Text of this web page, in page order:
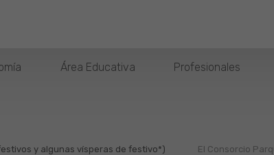
Área Educativa Profesionales
y algunas vísperas de festivo*)
El Consorcio